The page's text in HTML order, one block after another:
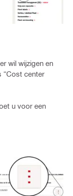
wil wijzigen en
“Cost center
u voor een